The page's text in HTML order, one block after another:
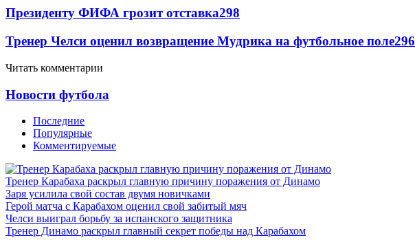
Президенту ФИФА грозит отставка298
Тренер Челси оценил возвращение Мудрика на футбольное поле296
Читать комментарии
Новости футбола
Последние
Популярные
Комментируемые
Тренер Карабаха раскрыл главную причину поражения от Динамо
Заря усилила свой состав двумя новичками
Герой матча с Карабахом оценил свой забитый мяч
Челси выиграл борьбу за испанского защитника
Тренер Динамо раскрыл главный секрет победы над Карабахом